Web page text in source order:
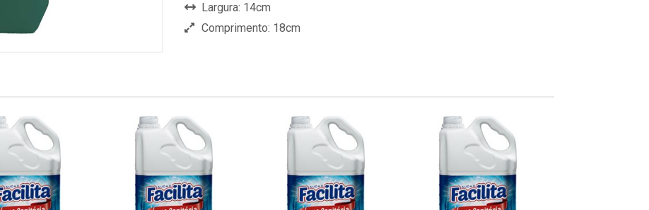
Largura: 14cm
Comprimento: 18cm